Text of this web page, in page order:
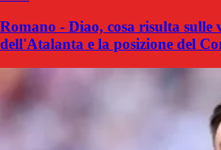
Romano - Diao, cosa risulta sulle
dell'Atalanta e la posizione del